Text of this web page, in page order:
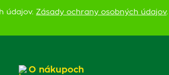
údajov. Zásady ochrany osobných údajov.
O nákupoch